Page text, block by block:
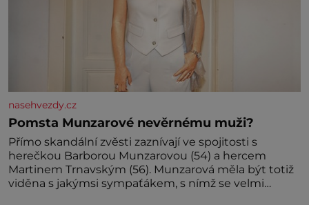
nasehvezdy.cz
Pomsta Munzarové nevěrnému muži?
Přímo skandální zvěsti zaznívají ve spojitosti s
herečkou Barborou Munzarovou (54) a hercem
Martinem Trnavským (56). Munzarová měla být totiž
viděna s jakýmsi sympaťákem, s nímž se velmi